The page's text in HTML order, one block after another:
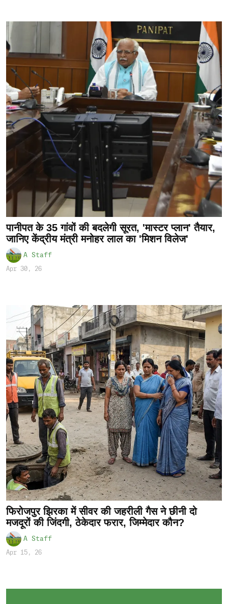
पानीपत के 35 गांवों की बदलेगी सूरत, 'मास्टर प्लान' तैयार,
जानिए केंद्रीय मंत्री मनोहर लाल का 'मिशन विलेज'
A Staff
Apr 30, 26
फिरोजपुर झिरका में सीवर की जहरीली गैस ने छीनी दो
मजदूरों की जिंदगी, ठेकेदार फरार, जिम्मेदार कौन?
A Staff
Apr 15, 26